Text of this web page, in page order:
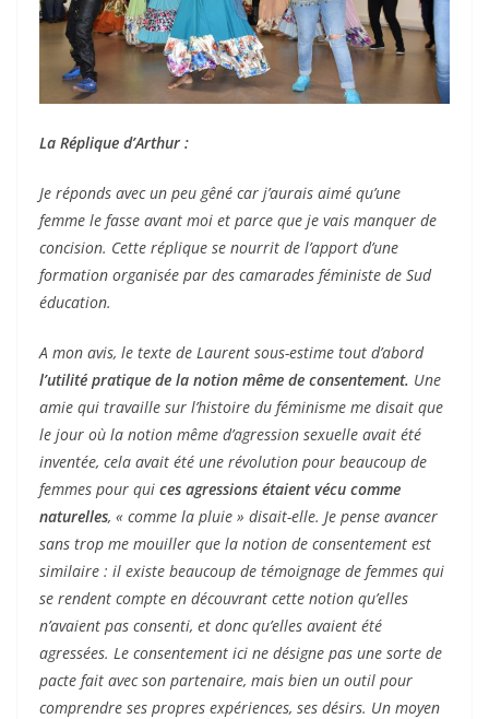
La Réplique d’Arthur :
Je réponds avec un peu gêné car j’aurais aimé qu’une
femme le fasse avant moi et parce que je vais manquer de
concision. Cette réplique se nourrit de l’apport d’une
formation organisée par des camarades féministe de Sud
éducation.
A mon avis, le texte de Laurent sous-estime tout d’abord
l’utilité pratique de la notion même de consentement. Une
amie qui travaille sur l’histoire du féminisme me disait que
le jour où la notion même d’agression sexuelle avait été
inventée, cela avait été une révolution pour beaucoup de
femmes pour qui ces agressions étaient vécu comme
naturelles, « comme la pluie » disait-elle. Je pense avancer
sans trop me mouiller que la notion de consentement est
similaire : il existe beaucoup de témoignage de femmes qui
se rendent compte en découvrant cette notion qu’elles
n’avaient pas consenti, et donc qu’elles avaient été
agressées. Le consentement ici ne désigne pas une sorte de
pacte fait avec son partenaire, mais bien un outil pour
comprendre ses propres expériences, ses désirs. Un moyen